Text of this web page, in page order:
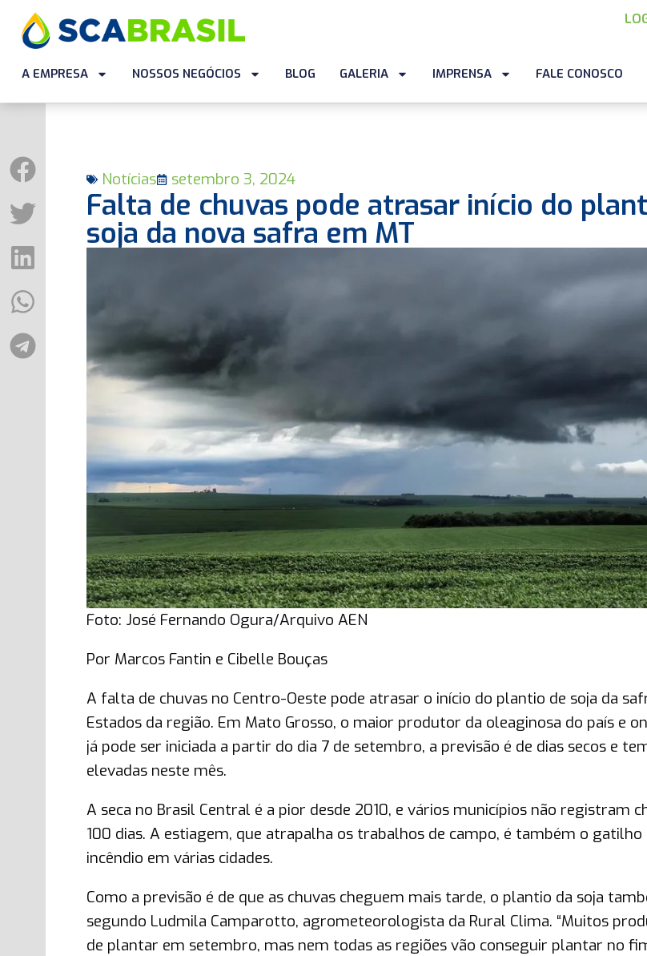
A EMPRESA NOSSOS NEGÓCIOS BLOG GALERIA IMPRENSA FALE CONOSCO
Notícias setembro 3, 2024
Falta de chuvas pode atrasar início do
soja da nova safra em MT
Foto: José Fernando Ogura/Arquivo AEN
Por Marcos Fantin e Cibelle Bouças
A falta de chuvas no Centro-Oeste pode atrasar o início do plantio de soja da
Estados da região. Em Mato Grosso, o maior produtor da oleaginosa do país e
já pode ser iniciada a partir do dia 7 de setembro, a previsão é de dias secos e
elevadas neste mês.
A seca no Brasil Central é a pior desde 2010, e vários municípios não registram
100 dias. A estiagem, que atrapalha os trabalhos de campo, é também o gatilho
incêndio em várias cidades.
Como a previsão é de que as chuvas cheguem mais tarde, o plantio da soja
segundo Ludmila Camparotto, agrometeorologista da Rural Clima. “Muitos
de plantar em setembro, mas nem todas as regiões vão conseguir plantar no